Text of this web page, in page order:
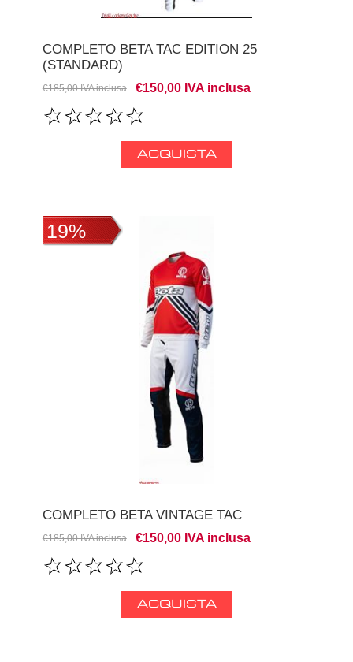
COMPLETO BETA TAC EDITION 25
(STANDARD)
€185,00 IVA inclusa €150,00 IVA inclusa
19%
COMPLETO BETA VINTAGE TAC
€185,00 IVA inclusa €150,00 IVA inclusa